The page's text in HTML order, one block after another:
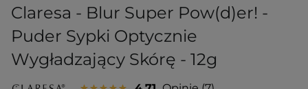
Claresa - Blur Super Pow(d)er! -
Puder Sypki Optycznie
Wygładzający Skórę - 12g